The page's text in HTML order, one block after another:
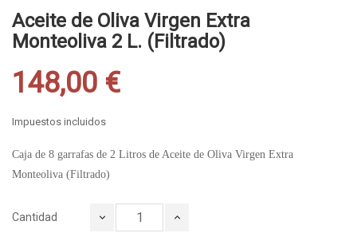
Aceite de Oliva Virgen Extra
Monteoliva 2 L. (Filtrado)
148,00 €
Impuestos incluidos
Caja de 8 garrafas de 2 Litros de Aceite de Oliva Virgen Extra
Monteoliva (Filtrado)
Cantidad